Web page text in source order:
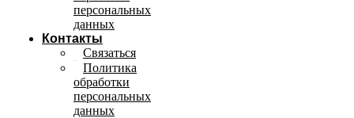
персональных
данных
Контакты
Связаться
Политика
обработки
персональных
данных